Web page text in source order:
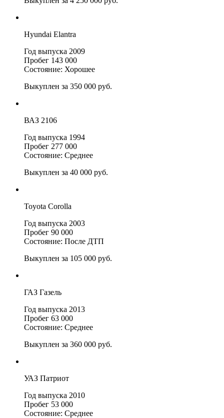
Hyundai Elantra
Год выпуска 2009
Пробег 143 000
Состояние: Хорошее
Выкуплен за 350 000 руб.
ВАЗ 2106
Год выпуска 1994
Пробег 277 000
Состояние: Среднее
Выкуплен за 40 000 руб.
Toyota Corolla
Год выпуска 2003
Пробег 90 000
Состояние: После ДТП
Выкуплен за 105 000 руб.
ГАЗ Газель
Год выпуска 2013
Пробег 63 000
Состояние: Среднее
Выкуплен за 360 000 руб.
УАЗ Патриот
Год выпуска 2010
Пробег 53 000
Состояние: Среднее